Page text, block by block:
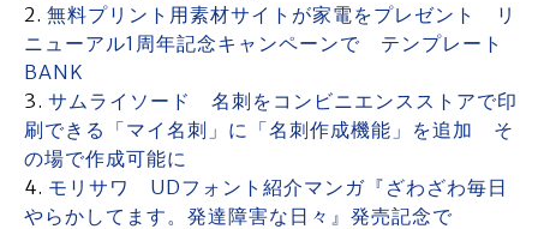
無料プリント用素材サイトが家電をプレゼント リ
ニューアル1周年記念キャンペーンで テンプレート
BANK
サムライソード 名刺をコンビニエンスストアで印
刷できる「マイ名刺」に「名刺作成機能」を追加 そ
の場で作成可能に
モリサワ UDフォント紹介マンガ『ざわざわ毎日
やらかしてます。発達障害な日々』発売記念で